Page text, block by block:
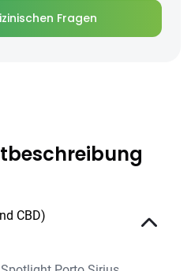
Fragen
CBD)